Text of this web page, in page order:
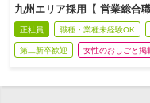
九州エリア採用【 営業総合
正社員 職種・業種未経験OK
第二新卒歓迎 女性のおしごと掲